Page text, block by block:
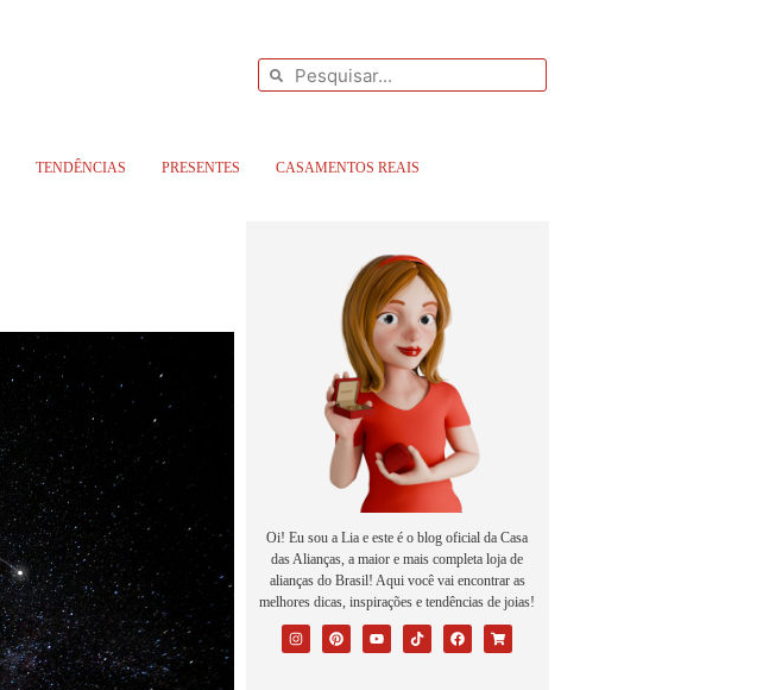
TENDÊNCIAS PRESENTES CASAMENTOS REAIS
Oi! Eu sou a Lia e este é o blog oficial da Casa
das Alianças, a maior e mais completa loja de
alianças do Brasil! Aqui você vai encontrar as
melhores dicas, inspirações e tendências de joias!